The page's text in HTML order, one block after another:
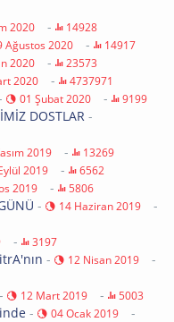
2020 - 14928
Ağustos 2020 - 14917
2020 - 23573
2020 - 4737971
01 Şubat 2020 - 9199
DOSTLAR -
2019 - 13269
2019 - 6562
2019 - 5806
- 14 Haziran 2019 -
- 3197
- 12 Nisan 2019 -
- 12 Mart 2019 - 5003
- 04 Ocak 2019 -